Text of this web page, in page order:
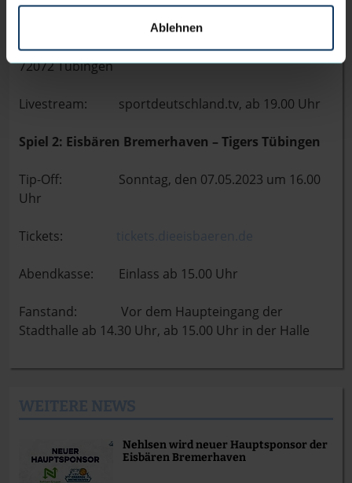
Ablehnen
Uhr
Halle: Paul-Horn-Arena, Europastraße 50,
72072 Tübingen
Livestream: sportdeutschland.tv, ab 19.00 Uhr
Spiel 2: Eisbären Bremerhaven – Tigers Tübingen
Tip-Off: Sonntag, den 07.05.2023 um 16.00
Uhr
Tickets:
Abendkasse: Einlass ab 15.00 Uhr
Fanstand: Vor dem Haupteingang der
Stadthalle ab 14.30 Uhr, ab 15.00 Uhr in der Halle
Nehlsen wird neuer Hauptsponsor der
Eisbären Bremerhaven